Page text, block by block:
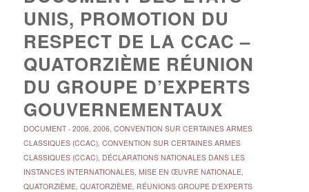
UNIS, PROMOTION DU
RESPECT DE LA CCAC –
QUATORZIÈME RÉUNION
DU GROUPE D’EXPERTS
GOUVERNEMENTAUX
DOCUMENT- 2006, 2006, CONVENTION SUR CERTAINES ARMES
CLASSIQUES (CCAC), CONVENTION SUR CERTAINES ARMES
CLASSIQUES (CCAC), DÉCLARATIONS NATIONALES DANS LES
INSTANCES INTERNATIONALES, MISE EN ŒUVRE NATIONALE,
QUATORZIÈME, QUATORZIÈME, RÉUNIONS GROUPE D'EXPERTS